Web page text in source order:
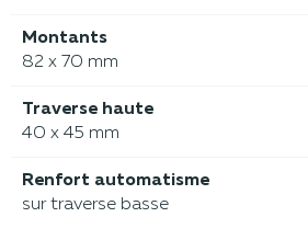
Montants
82 x 70 mm
Traverse haute
40 x 45 mm
Renfort automatisme
sur traverse basse